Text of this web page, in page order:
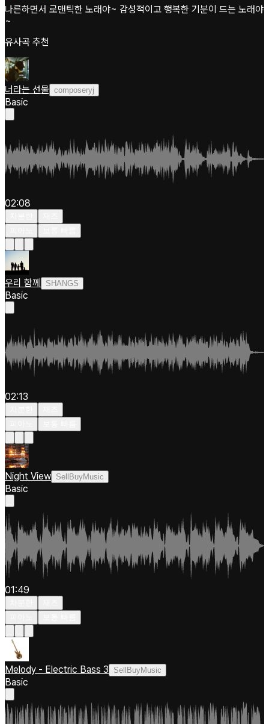
나른하면서 로맨틱한 노래야~ 감성적이고 행복한 기분이 드는 노래야
~
유사곡 추천
너라는 선물 composeryj
Basic
02:08
우리 함께 SHANGS
Basic
02:13
Night View SellBuyMusic
Basic
01:49
Melody - Electric Bass 3 SellBuyMusic
Basic